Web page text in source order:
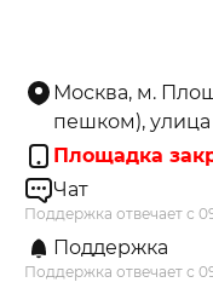
Москва, м.
пешком), улица
Площадка
Чат
Поддержка отвечает с
Поддержка
Поддержка отвечает с